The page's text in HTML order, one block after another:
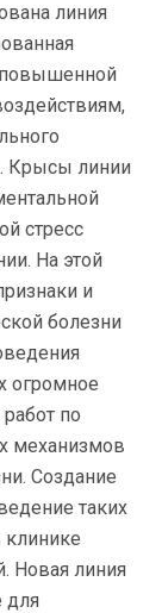
линия
повышенной
Крысы линии
стресс
На этой
и
болезни
огромное
по
механизмов
Создание
таких
клинике
Новая линия
для